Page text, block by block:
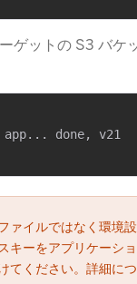
ゲットの S3 バケ
done, v21
ァイルではなく環境
キーをアプリケーシ
てください。詳細に